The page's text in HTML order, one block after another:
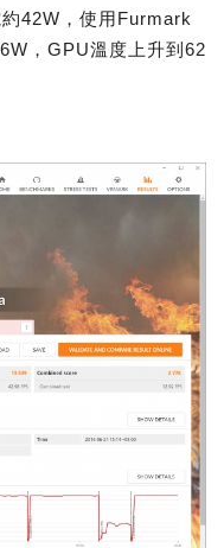
42W，使用Furmark
，GPU溫度上升到62